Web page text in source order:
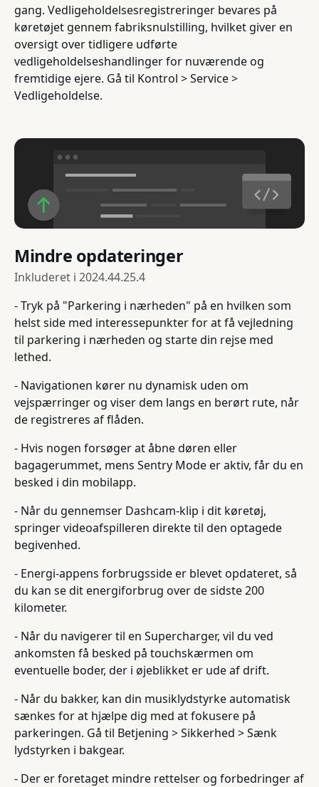
gang. Vedligeholdelsesregistreringer bevares på
køretøjet gennem fabriksnulstilling, hvilket giver en
oversigt over tidligere udførte
vedligeholdelseshandlinger for nuværende og
fremtidige ejere. Gå til Kontrol > Service >
Vedligeholdelse.
Mindre opdateringer
Inkluderet i 2024.44.25.4
- Tryk på "Parkering i nærheden" på en hvilken som
helst side med interessepunkter for at få vejledning
til parkering i nærheden og starte din rejse med
lethed.
- Navigationen kører nu dynamisk uden om
vejspærringer og viser dem langs en berørt rute, når
de registreres af flåden.
- Hvis nogen forsøger at åbne døren eller
bagagerummet, mens Sentry Mode er aktiv, får du en
besked i din mobilapp.
- Når du gennemser Dashcam-klip i dit køretøj,
springer videoafspilleren direkte til den optagede
begivenhed.
- Energi-appens forbrugsside er blevet opdateret, så
du kan se dit energiforbrug over de sidste 200
kilometer.
- Når du navigerer til en Supercharger, vil du ved
ankomsten få besked på touchskærmen om
eventuelle boder, der i øjeblikket er ude af drift.
- Når du bakker, kan din musiklydstyrke automatisk
sænkes for at hjælpe dig med at fokusere på
parkeringen. Gå til Betjening > Sikkerhed > Sænk
lydstyrken i bakgear.
- Der er foretaget mindre rettelser og forbedringer af